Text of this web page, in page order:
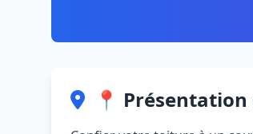
📍